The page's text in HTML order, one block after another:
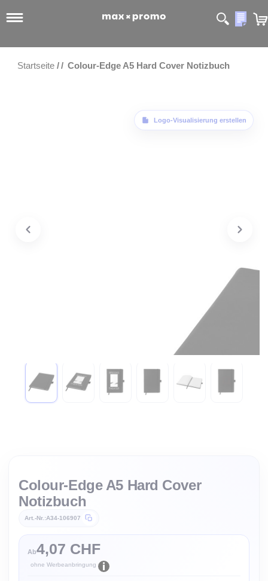
Startseite Colour-Edge A5 Hard Cover Notizbuch
Logo-Visualisierung erstellen
Zum Ende der Bildgalerie springen
Colour-Edge A5 Hard Cover
Notizbuch
Art.-Nr. A34-106907
Ab4,07 CHF
ohne Werbeanbringung